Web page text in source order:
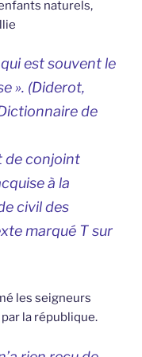
naturels,
est souvent le
». (Diderot,
de
de conjoint
à la
civil des
marqué T sur
les seigneurs
la république.